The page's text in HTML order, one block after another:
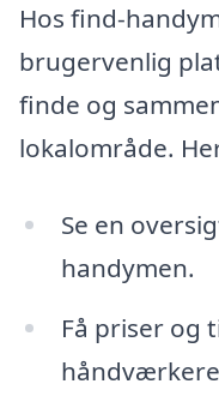
Hos find-
brugervenlig
finde og
lokalområde.
Se en
handymen.
Få priser og